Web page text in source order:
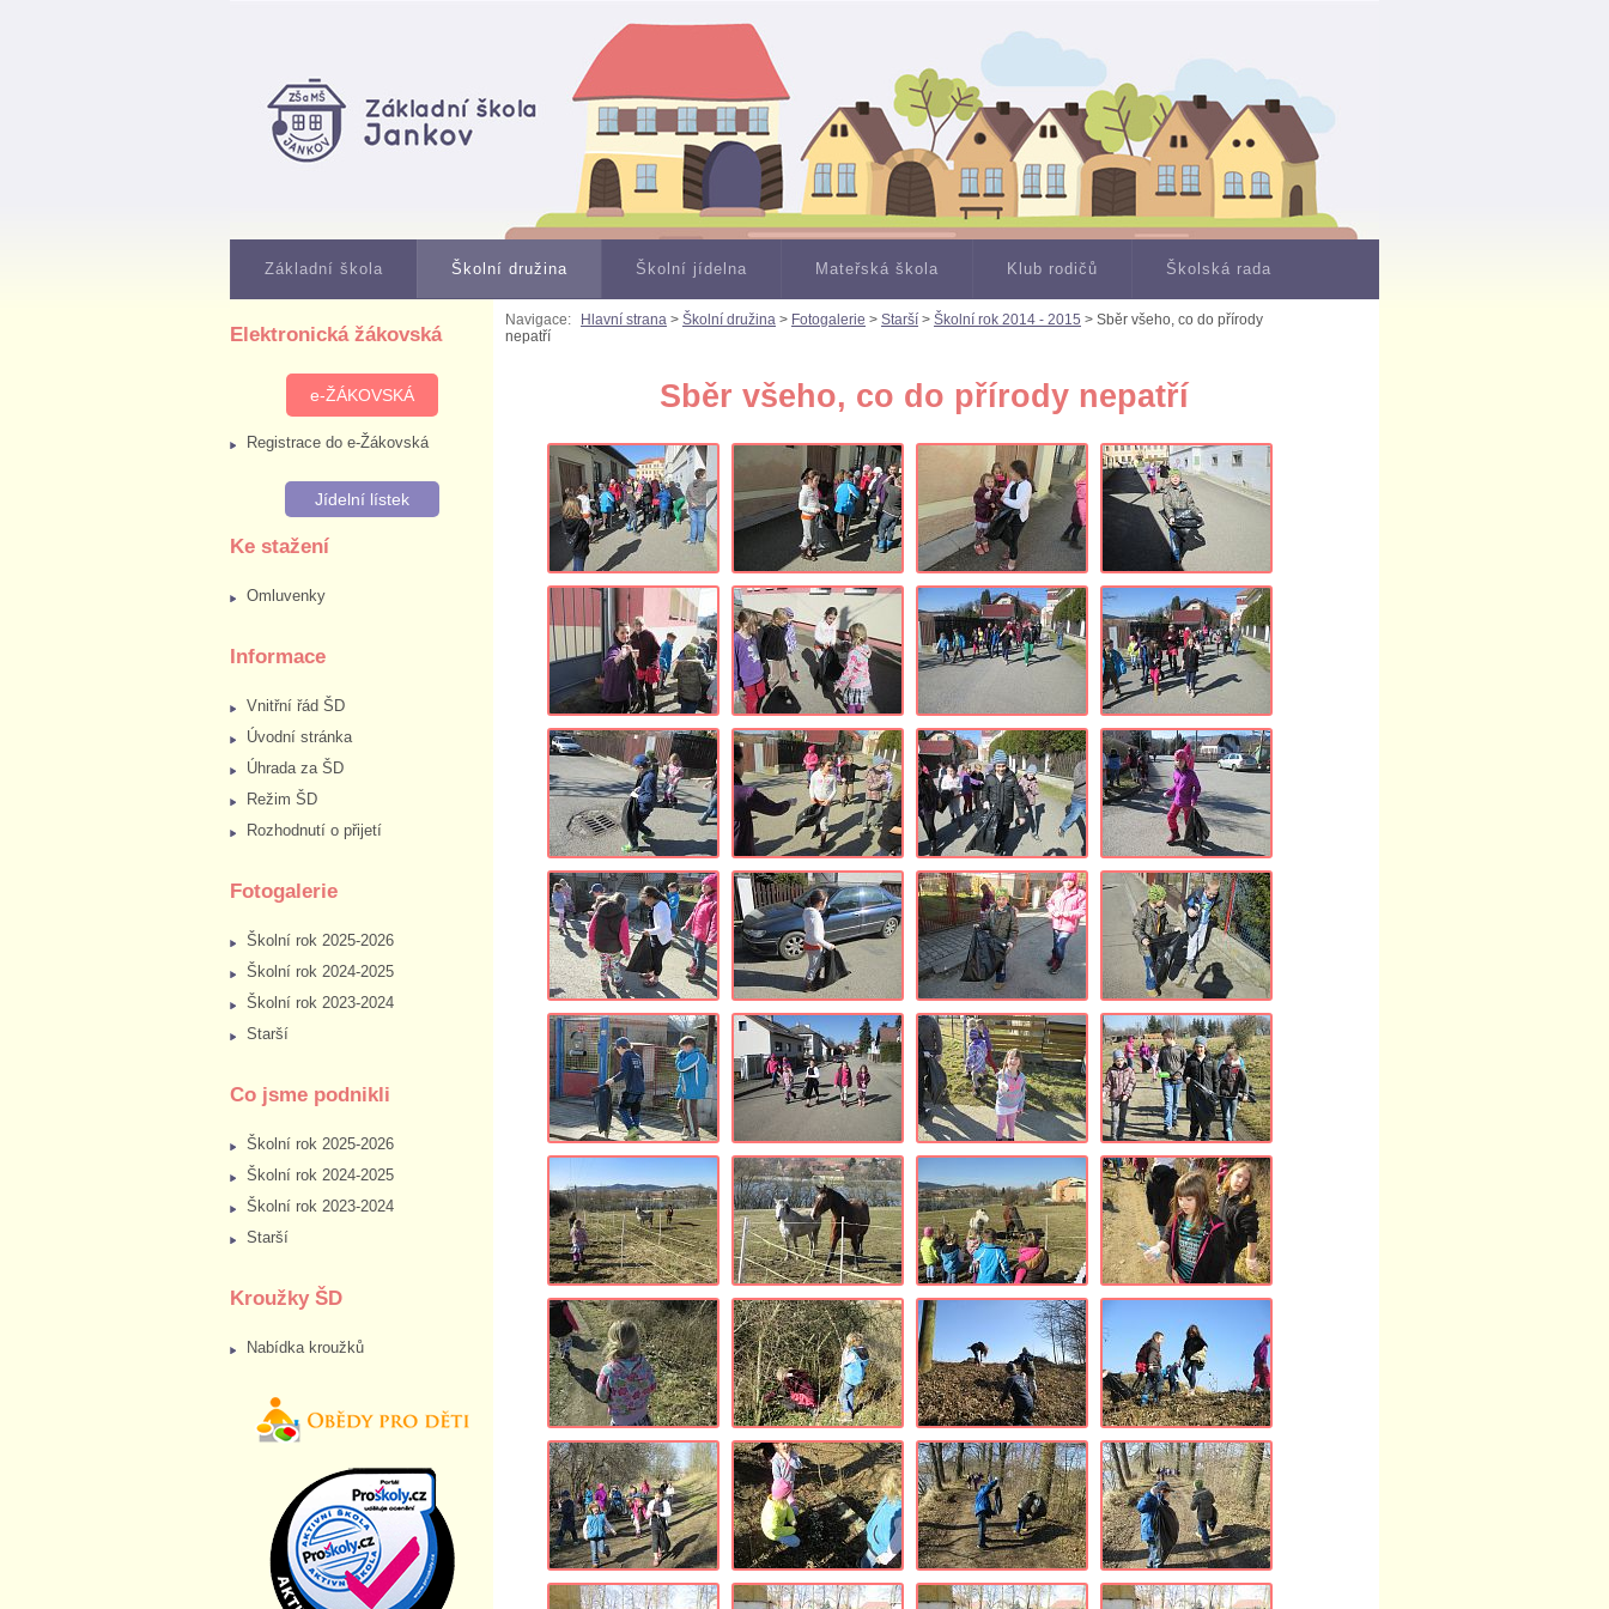
Základní škola Školní družina Školní jídelna Mateřská škola Klub rodičů Školská rada
Elektronická žákovská
e-ŽÁKOVSKÁ
Registrace do e-Žákovská
Jídelní lístek
Ke stažení
Omluvenky
Informace
Vnitřní řád ŠD
Úvodní stránka
Úhrada za ŠD
Režim ŠD
Rozhodnutí o přijetí
Fotogalerie
Školní rok 2025-2026
Školní rok 2024-2025
Školní rok 2023-2024
Starší
Co jsme podnikli
Školní rok 2025-2026
Školní rok 2024-2025
Školní rok 2023-2024
Starší
Kroužky ŠD
Nabídka kroužků
Navigace: Hlavní strana > Školní družina > Fotogalerie > Starší > Školní rok 2014 - 2015 > Sběr všeho, co do přírody
nepatří
Sběr všeho, co do přírody nepatří